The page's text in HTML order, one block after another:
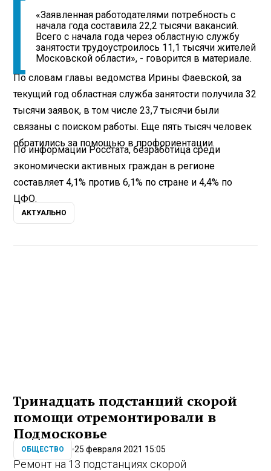
«Заявленная работодателями потребность с
начала года составила 22,2 тысячи вакансий.
Всего с начала года через областную службу
занятости трудоустроилось 11,1 тысячи жителей
Московской области», - говорится в материале.
По словам главы ведомства Ирины Фаевской, за
текущий год областная служба занятости получила 32
тысячи заявок, в том числе 23,7 тысячи были
связаны с поиском работы. Еще пять тысяч человек
обратились за помощью в профориентации.
По информации Росстата, безработица среди
экономически активных граждан в регионе
составляет 4,1% против 6,1% по стране и 4,4% по
ЦФО.
АКТУАЛЬНО
Тринадцать подстанций скорой
помощи отремонтировали в
Подмосковье
ОБЩЕСТВО 25 февраля 2021 15:05
Ремонт на 13 подстанциях скорой